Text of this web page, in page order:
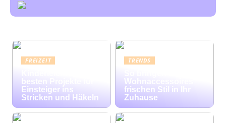
FREIZEIT
besten Projekte für
Einsteiger ins
Stricken und Häkeln
TRENDS
Wohnaccessoires
frischen Stil in Ihr
Zuhause